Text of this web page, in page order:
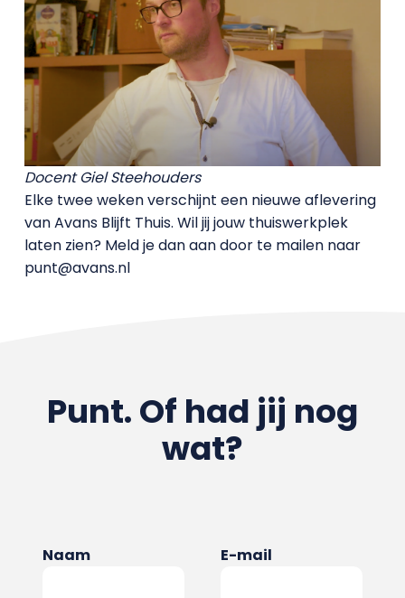
Docent Giel Steehouders
Elke twee weken verschijnt een nieuwe aflevering
van Avans Blijft Thuis. Wil jij jouw thuiswerkplek
laten zien? Meld je dan aan door te mailen naar
punt@avans.nl
Punt. Of had jij nog
wat?
Naam E-mail